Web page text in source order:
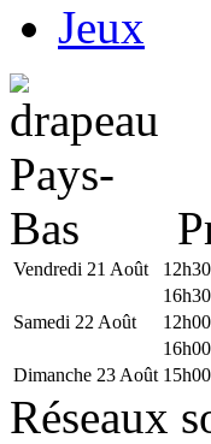
Jeux
Vendredi 21 Août
Samedi 22 Août
Dimanche 23 Août
Réseaux